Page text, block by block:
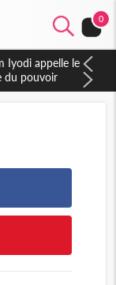
0
Iyodi appelle le
du pouvoir